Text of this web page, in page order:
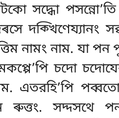
সদ্ধো
দক্খিণেয্যানং
নামং নাম.
চদো
এতরহি’পি
ৰুত্তং. সদ্দসথে